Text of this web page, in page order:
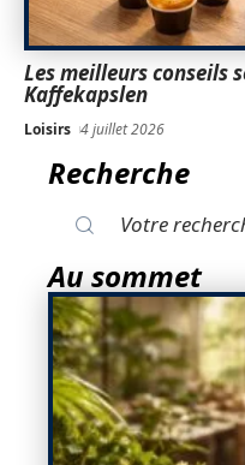
Les meilleurs conseils
Kaffekapslen
Loisirs 4 juillet 2026
Recherche
Au sommet